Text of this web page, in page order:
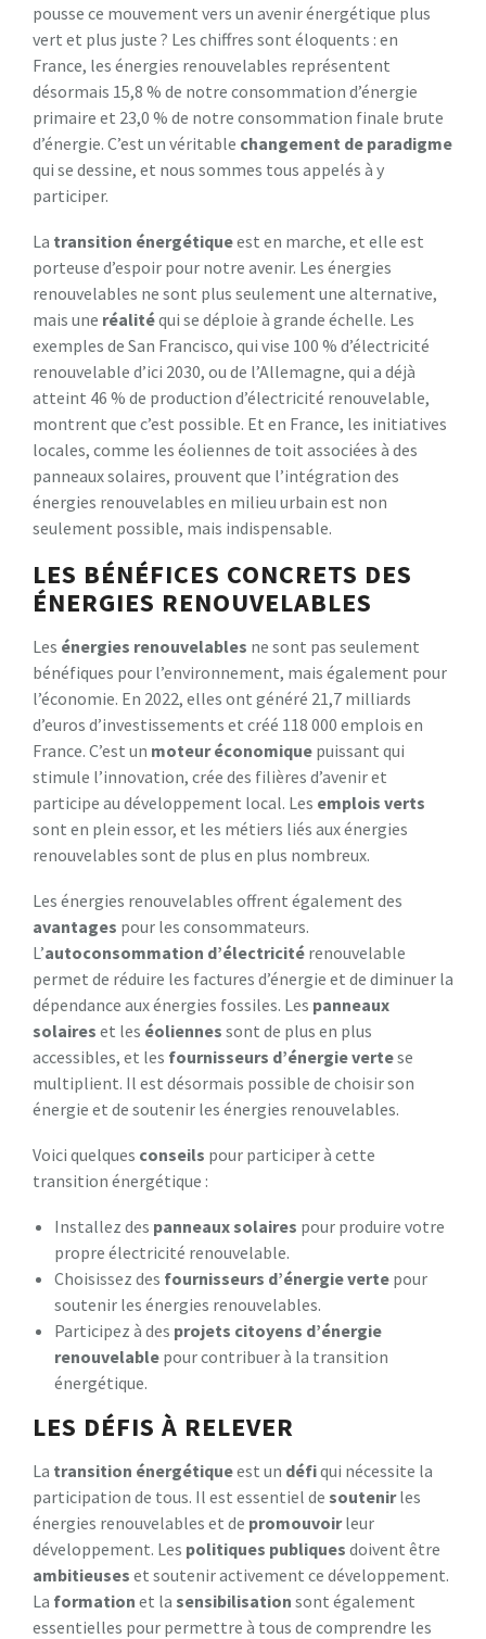
pousse ce mouvement vers un avenir énergétique plus
vert et plus juste ? Les chiffres sont éloquents : en
France, les énergies renouvelables représentent
désormais 15,8 % de notre consommation d’énergie
primaire et 23,0 % de notre consommation finale brute
d’énergie. C’est un véritable changement de paradigme
qui se dessine, et nous sommes tous appelés à y
participer.
La transition énergétiqueest en marche, et elle est
porteuse d’espoir pour notre avenir. Les énergies
renouvelables ne sont plus seulement une alternative,
mais une réalitéqui se déploie à grande échelle. Les
exemples de San Francisco, qui vise 100 % d’électricité
renouvelable d’ici 2030, ou de l’Allemagne, qui a déjà
atteint 46 % de production d’électricité renouvelable,
montrent que c’est possible. Et en France, les initiatives
locales, comme les éoliennes de toit associées à des
panneaux solaires, prouvent que l’intégration des
énergies renouvelables en milieu urbain est non
seulement possible, mais indispensable.
LES BÉNÉFICES CONCRETS DES
ÉNERGIES RENOUVELABLES
Les énergies renouvelables ne sont pas seulement
bénéfiques pour l’environnement, mais également pour
l’économie. En 2022, elles ont généré 21,7 milliards
d’euros d’investissements et créé 118 000 emplois en
France. C’est un moteur économique puissant qui
stimule l’innovation, crée des filières d’avenir et
participe au développement local. Les emplois verts
sont en plein essor, et les métiers liés aux énergies
renouvelables sont de plus en plus nombreux.
Les énergies renouvelables offrent également des
avantages pour les consommateurs.
L’autoconsommation d’électricité renouvelable
permet de réduire les factures d’énergie et de diminuer la
dépendance aux énergies fossiles. Les panneaux
solaires et les éoliennes sont de plus en plus
accessibles, et les fournisseurs d’énergie vertese
multiplient. Il est désormais possible de choisir son
énergie et de soutenir les énergies renouvelables.
Voici quelques conseils pour participer à cette
transition énergétique :
Installez des panneaux solaires pour produire votre
propre électricité renouvelable.
Choisissez des fournisseurs d’énergie verte pour
soutenir les énergies renouvelables.
Participez à des projets citoyens d’énergie
renouvelable pour contribuer à la transition
énergétique.
LES DÉFIS À RELEVER
La transition énergétiqueest un défiqui nécessite la
participation de tous. Il est essentiel de soutenirles
énergies renouvelables et de promouvoirleur
développement. Les politiques publiques doivent être
ambitieuses et soutenir activement ce développement.
La formation et la sensibilisation sont également
essentielles pour permettre à tous de comprendre les